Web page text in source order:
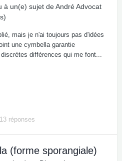
à un(e) sujet deAndré Advocat
mais je n'ai toujours pas d'idées
une cymbella garantie
différences qui me font...
13 réponses
(forme sporangiale)